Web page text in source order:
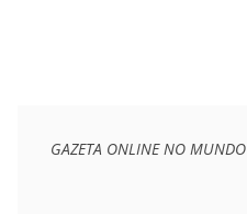
GAZETA ONLINE NO MUNDO